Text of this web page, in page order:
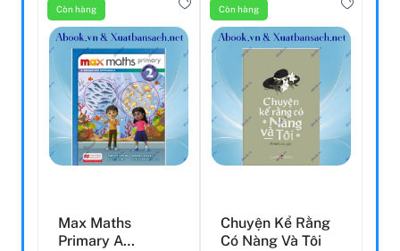
Còn hàng
Max Maths
Primary A
Còn hàng
Chuyện Kể Rằng
Có Nàng Và Tôi